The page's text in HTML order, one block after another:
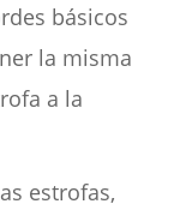
básicos
la misma
a la
estrofas,